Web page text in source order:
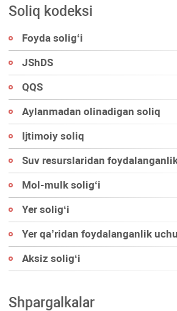
Soliq kodeksi
Foyda soligʻi
JShDS
QQS
Aylanmadan olinadigan soliq
Ijtimoiy soliq
Suv resurslaridan
Mol-mulk soligʻi
Yer soligʻi
Yer qa’ridan foydalanganlik
Aksiz soligʻi
Shpargalkalar